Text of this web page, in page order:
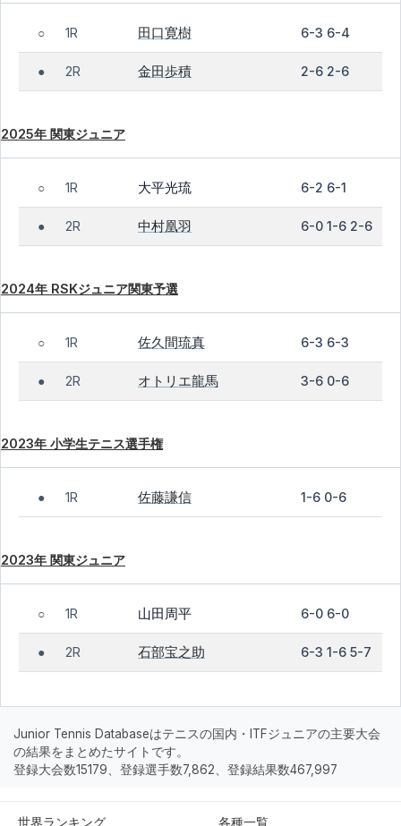
○ 1R 田口寛樹 6-3 6-4
● 2R 金田歩積 2-6 2-6
2025年 関東ジュニア
○ 1R 大平光琉 6-2 6-1
● 2R 中村凰羽 6-0 1-6 2-6
2024年 RSKジュニア関東予選
○ 1R 佐久間琉真 6-3 6-3
● 2R オトリエ龍馬 3-6 0-6
2023年 小学生テニス選手権
● 1R 佐藤謙信 1-6 0-6
2023年 関東ジュニア
○ 1R 山田周平 6-0 6-0
● 2R 石部宝之助 6-3 1-6 5-7
Junior Tennis Databaseはテニスの国内・ITFジュニアの主要大会
の結果をまとめたサイトです。
登録大会数15179、登録選手数7,862、登録結果数467,997
世界ランキング 各種一覧